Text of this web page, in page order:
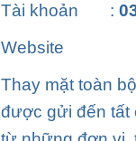
Tài khoản :
Website
Thay mặt toàn
được gửi đến tất